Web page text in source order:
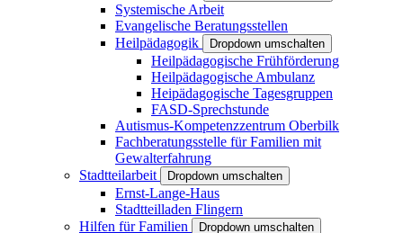
Systemische Arbeit
Evangelische Beratungsstellen
Heilpädagogik
Dropdown umschalten
Heilpädagogische Frühförderung
Heilpädagogische Ambulanz
Heipädagogische Tagesgruppen
FASD-Sprechstunde
Autismus-Kompetenzzentrum Oberbilk
Fachberatungsstelle für Familien mit
Gewalterfahrung
Stadtteilarbeit
Dropdown umschalten
Ernst-Lange-Haus
Stadtteilladen Flingern
Hilfen für Familien
Dropdown umschalten